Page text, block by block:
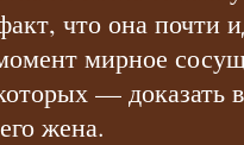
что она почти
мирное
— доказать
жена.